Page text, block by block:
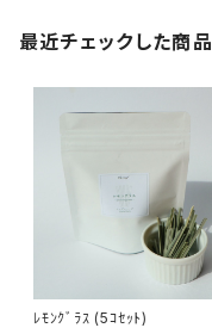
最近チェックした商品
ﾚﾓﾝｸﾞﾗｽ (5ｺｾｯﾄ)